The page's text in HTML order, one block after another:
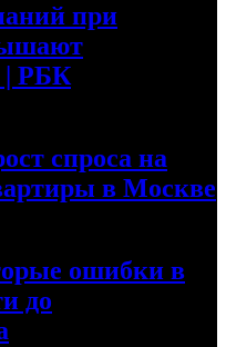
при
| РБК
спроса на
в Москве
ошибки в
до